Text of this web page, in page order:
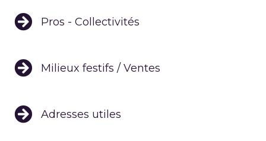
Pros - Collectivités
Milieux festifs / Ventes
Adresses utiles